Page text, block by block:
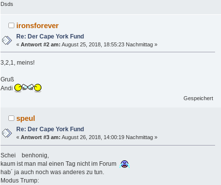
Dsds
ironsforever
Re: Der Cape York Fund
«Antwort #2 am: August 25, 2018, 18:55:23 Nachmittag »
3,2,1, meins!
Gruß
Andi
Gespeichert
speul
Re: Der Cape York Fund
«Antwort #3 am: August 26, 2018, 14:00:19 Nachmittag »
Schei benhonig,
kaum ist man mal einen Tag nicht im Forum
hab´ ja auch noch was anderes zu tun.
Modus Trump: